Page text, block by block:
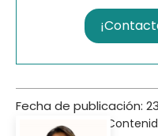
Fecha de publicación: